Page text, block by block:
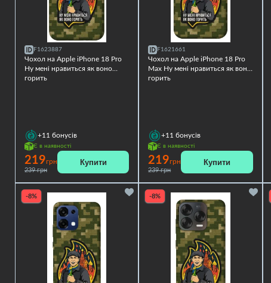
F1623887
Чохол на Apple iPhone 18 Pro
Ну мені нравиться як воно
горить
+11 бонусів
Є в наявності
219грн
239 грн
Купити
F1621661
Чохол на Apple iPhone 18 Pro
Max Ну мені нравиться як воно
горить
+11 бонусів
Є в наявності
219грн
239 грн
Купити
-8% -8%